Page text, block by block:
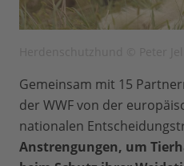
Gemeinsam mit 15
der WWF von der
nationalen
Anstrengungen, um